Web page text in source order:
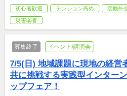
初心者歓迎 テンション高め 活動外
災害弱者
募集終了 イベント/講演会
7/5(日) 地域課題に現地の経営
共に挑戦する実践型インター
ップフェア！